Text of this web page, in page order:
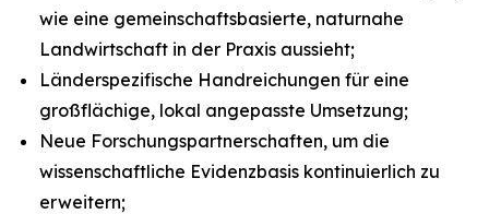
wie eine gemeinschaftsbasierte, naturnahe
Landwirtschaft in der Praxis aussieht;
Länderspezifische Handreichungen für eine
großflächige, lokal angepasste Umsetzung;
Neue Forschungspartnerschaften, um die
wissenschaftliche Evidenzbasis kontinuierlich zu
erweitern;